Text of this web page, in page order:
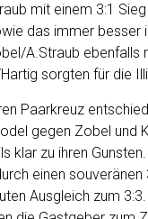
mit einem 3:1
das immer besser
A.Straub ebenfalls
sorgten für die
Paarkreuz
gegen Zobel und
klar zu ihren
einen souveränen
Ausgleich zum